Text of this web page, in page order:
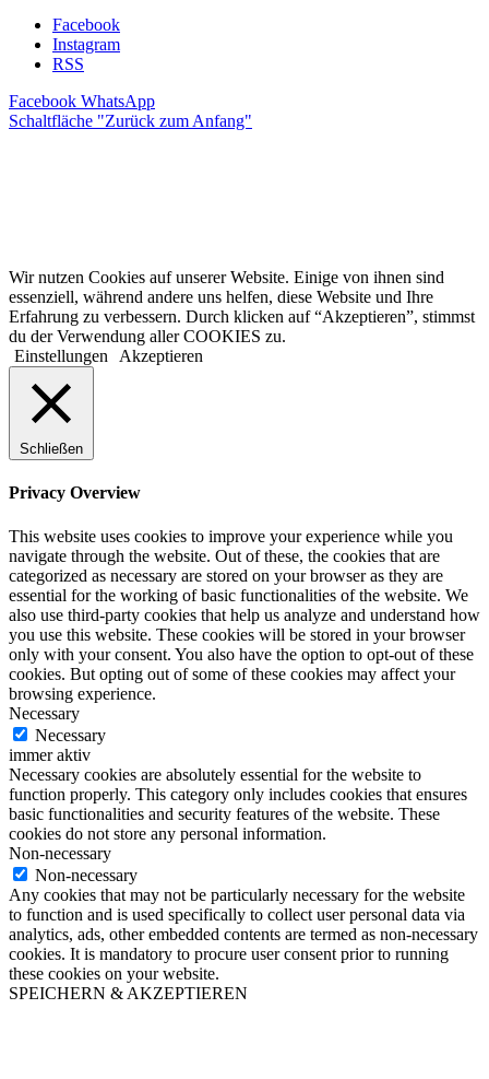
Facebook
Instagram
RSS
Facebook WhatsApp
Schaltfläche "Zurück zum Anfang"
Wir nutzen Cookies auf unserer Website. Einige von ihnen sind
essenziell, während andere uns helfen, diese Website und Ihre
Erfahrung zu verbessern. Durch klicken auf “Akzeptieren”, stimmst
du der Verwendung aller COOKIES zu.
Einstellungen
Akzeptieren
Schließen
Privacy Overview
This website uses cookies to improve your experience while you
navigate through the website. Out of these, the cookies that are
categorized as necessary are stored on your browser as they are
essential for the working of basic functionalities of the website. We
also use third-party cookies that help us analyze and understand how
you use this website. These cookies will be stored in your browser
only with your consent. You also have the option to opt-out of these
cookies. But opting out of some of these cookies may affect your
browsing experience.
Necessary
Necessary
immer aktiv
Necessary cookies are absolutely essential for the website to
function properly. This category only includes cookies that ensures
basic functionalities and security features of the website. These
cookies do not store any personal information.
Non-necessary
Non-necessary
Any cookies that may not be particularly necessary for the website
to function and is used specifically to collect user personal data via
analytics, ads, other embedded contents are termed as non-necessary
cookies. It is mandatory to procure user consent prior to running
these cookies on your website.
SPEICHERN & AKZEPTIEREN